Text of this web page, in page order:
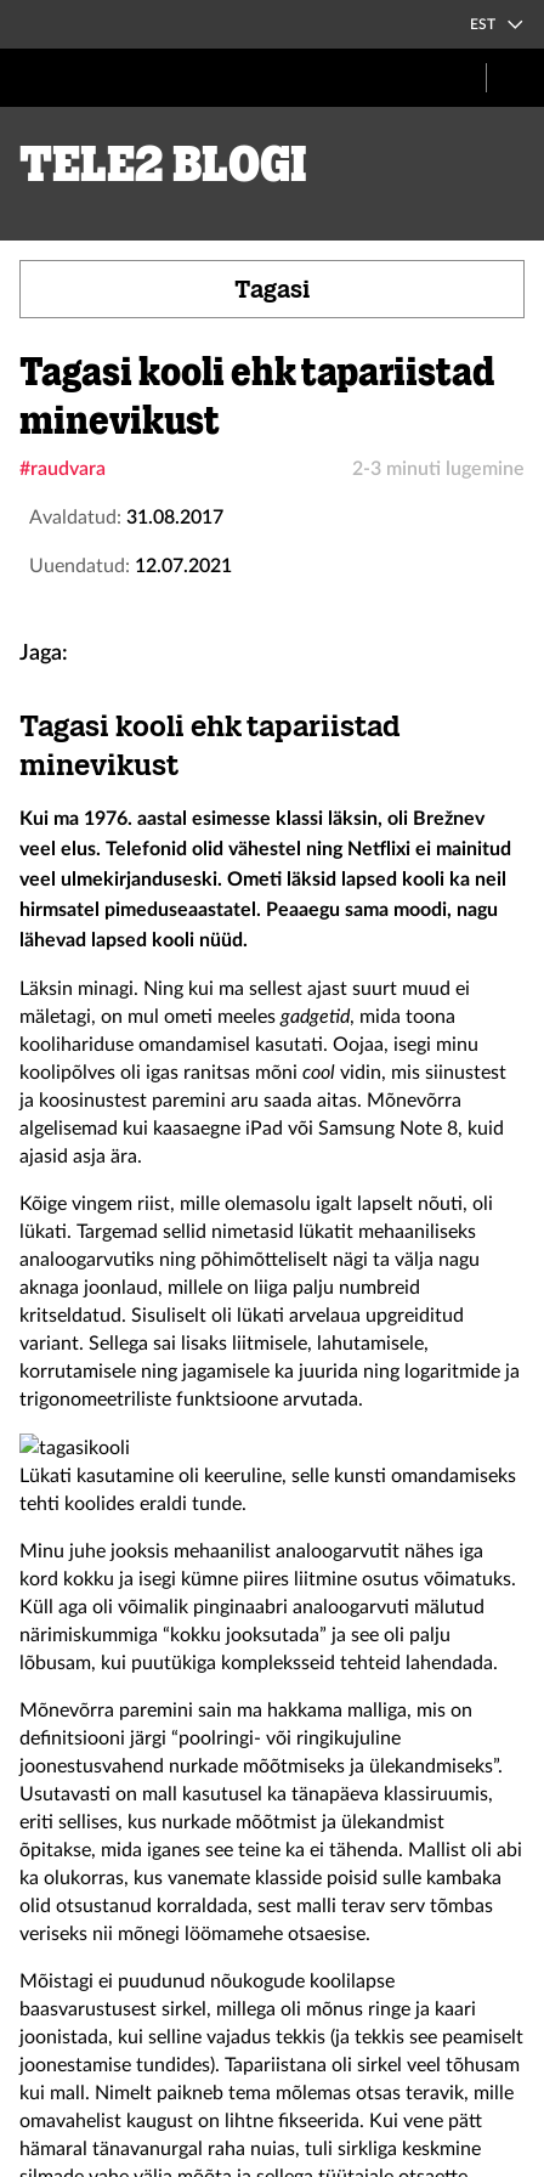
EST
Tele2 blogi
Tagasi
Tagasi kooli ehk tapariistad
minevikust
#raudvara 2-3 minuti lugemine
Avaldatud: 31.08.2017
Uuendatud: 12.07.2021
Jaga:
Tagasi kooli ehk tapariistad
minevikust
Kui ma 1976. aastal esimesse klassi läksin, oli Brežnev
veel elus. Telefonid olid vähestel ning Netflixi ei mainitud
veel ulmekirjanduseski. Ometi läksid lapsed kooli ka neil
hirmsatel pimeduseaastatel. Peaaegu sama moodi, nagu
lähevad lapsed kooli nüüd.
Läksin minagi. Ning kui ma sellest ajast suurt muud ei
mäletagi, on mul ometi meeles gadgetid, mida toona
koolihariduse omandamisel kasutati. Oojaa, isegi minu
koolipõlves oli igas ranitsas mõni cool vidin, mis siinustest
ja koosinustest paremini aru saada aitas. Mõnevõrra
algelisemad kui kaasaegne iPad või Samsung Note 8, kuid
ajasid asja ära.
Kõige vingem riist, mille olemasolu igalt lapselt nõuti, oli
lükati. Targemad sellid nimetasid lükatit mehaaniliseks
analoogarvutiks ning põhimõtteliselt nägi ta välja nagu
aknaga joonlaud, millele on liiga palju numbreid
kritseldatud. Sisuliselt oli lükati arvelaua upgreiditud
variant. Sellega sai lisaks liitmisele, lahutamisele,
korrutamisele ning jagamisele ka juurida ning logaritmide ja
trigonomeetriliste funktsioone arvutada.
Lükati kasutamine oli keeruline, selle kunsti omandamiseks
tehti koolides eraldi tunde.
Minu juhe jooksis mehaanilist analoogarvutit nähes iga
kord kokku ja isegi kümne piires liitmine osutus võimatuks.
Küll aga oli võimalik pinginaabri analoogarvuti mälutud
närimiskummiga “kokku jooksutada” ja see oli palju
lõbusam, kui puutükiga kompleksseid tehteid lahendada.
Mõnevõrra paremini sain ma hakkama malliga, mis on
definitsiooni järgi “poolringi- või ringikujuline
joonestusvahend nurkade mõõtmiseks ja ülekandmiseks”.
Usutavasti on mall kasutusel ka tänapäeva klassiruumis,
eriti sellises, kus nurkade mõõtmist ja ülekandmist
õpitakse, mida iganes see teine ka ei tähenda. Mallist oli abi
ka olukorras, kus vanemate klasside poisid sulle kambaka
olid otsustanud korraldada, sest malli terav serv tõmbas
veriseks nii mõnegi löömamehe otsaesise.
Mõistagi ei puudunud nõukogude koolilapse
baasvarustusest sirkel, millega oli mõnus ringe ja kaari
joonistada, kui selline vajadus tekkis (ja tekkis see peamiselt
joonestamise tundides). Tapariistana oli sirkel veel tõhusam
kui mall. Nimelt paikneb tema mõlemas otsas teravik, mille
omavahelist kaugust on lihtne fikseerida. Kui vene pätt
hämaral tänavanurgal raha nuias, tuli sirkliga keskmine